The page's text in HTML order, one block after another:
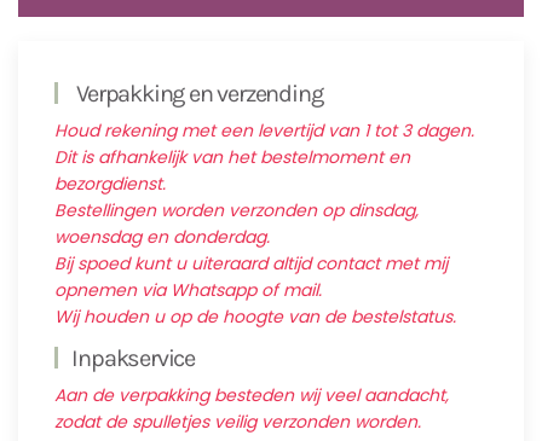
Verpakking en verzending
Houd rekening met een levertijd van 1 tot 3 dagen.
Dit is afhankelijk van het bestelmoment en
bezorgdienst.
Bestellingen worden verzonden op dinsdag,
woensdag en donderdag.
Bij spoed kunt u uiteraard altijd contact met mij
opnemen via Whatsapp of mail.
Wij houden u op de hoogte van de bestelstatus.
Inpakservice
Aan de verpakking besteden wij veel aandacht,
zodat de spulletjes veilig verzonden worden.